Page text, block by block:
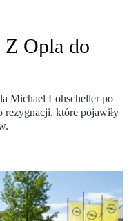
Opla do
Michael Lohscheller po
rezygnacji, które pojawiły